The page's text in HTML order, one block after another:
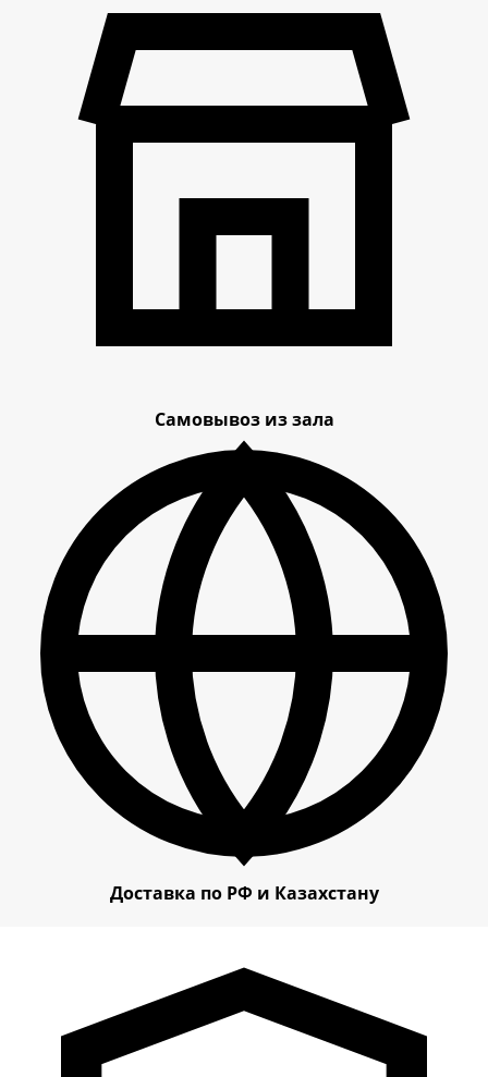
Самовывоз из зала
Доставка по РФ и Казахстану